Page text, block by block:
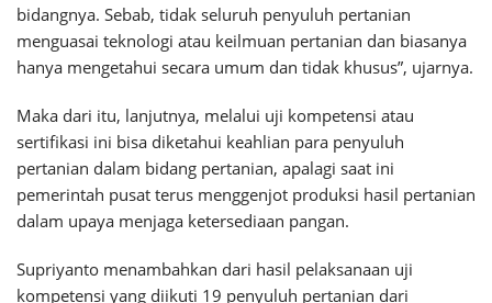
bidangnya. Sebab, tidak seluruh penyuluh pertanian
menguasai teknologi atau keilmuan pertanian dan biasanya
hanya mengetahui secara umum dan tidak khusus”, ujarnya.
Maka dari itu, lanjutnya, melalui uji kompetensi atau
sertifikasi ini bisa diketahui keahlian para penyuluh
pertanian dalam bidang pertanian, apalagi saat ini
pemerintah pusat terus menggenjot produksi hasil pertanian
dalam upaya menjaga ketersediaan pangan.
Supriyanto menambahkan dari hasil pelaksanaan uji
kompetensi yang diikuti 19 penyuluh pertanian dari